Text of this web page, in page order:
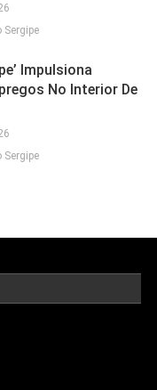
Sergipe
Impulsiona
No Interior De
Sergipe